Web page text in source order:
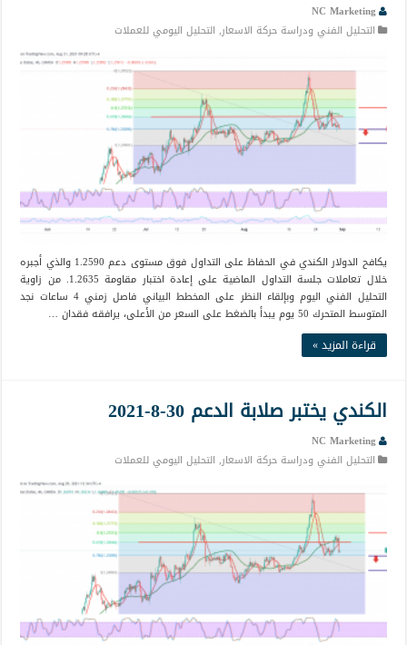
NC Marketing
التحليل الفني ودراسة حركة الاسعار, التحليل اليومي للعملات
يكافح الدولار الكندي في الحفاظ على التداول فوق مستوى دعم 1.2590 والذي أجبره
خلال تعاملات جلسة التداول الماضية على إعادة اختبار مقاومة 1.2635. من زاوية
التحليل الفني اليوم وبإلقاء النظر على المخطط البياني فاصل زمني 4 ساعات نجد
المتوسط المتحرك 50 يوم يبدأ بالضغط على السعر من الأعلى، يرافقه فقدان …
قراءة المزيد »
الكندي يختبر صلابة الدعم 30-8-2021
NC Marketing
التحليل الفني ودراسة حركة الاسعار, التحليل اليومي للعملات